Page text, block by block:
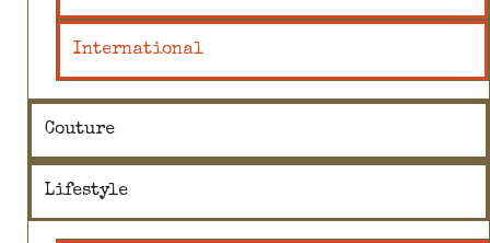
International
Couture
Lifestyle